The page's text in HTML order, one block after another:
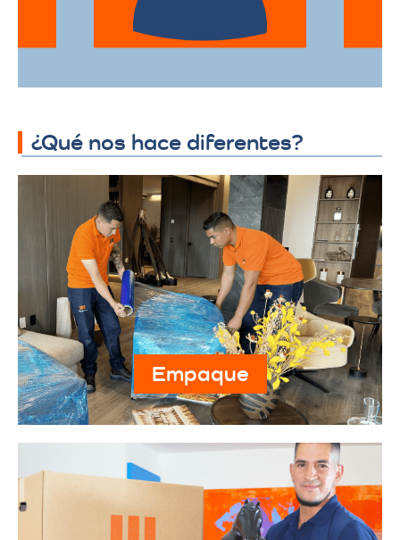
necesidades específicas.
¿Qué nos hace diferentes?
Empaque